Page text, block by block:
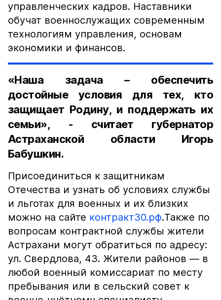
управленческих кадров. Наставники
обучат военнослужащих современным
технологиям управления, основам
экономики и финансов.
«Наша задача – обеспечить
достойные условия для тех, кто
защищает Родину, и поддержать их
семьи», - считает губернатор
Астраханской области Игорь
Бабушкин.
Присоединиться к защитникам
Отечества и узнать об условиях службы
и льготах для военных и их близких
можно на сайте контракт30.рф.Также по
вопросам контрактной службы жители
Астрахани могут обратиться по адресу:
ул. Свердлова, 43. Жители районов — в
любой военный комиссариат по месту
пребывания или в сельский совет к